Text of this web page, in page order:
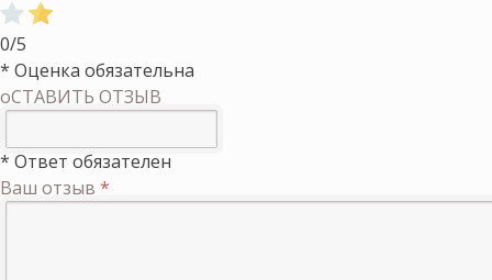
0/5
* Оценка обязательна
оСТАВИТЬ ОТЗЫВ
* Ответ обязателен
Ваш отзыв *